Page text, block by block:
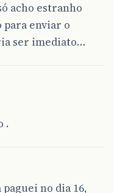
acho estranho
enviar o
ser imediato…
.
no dia 16,